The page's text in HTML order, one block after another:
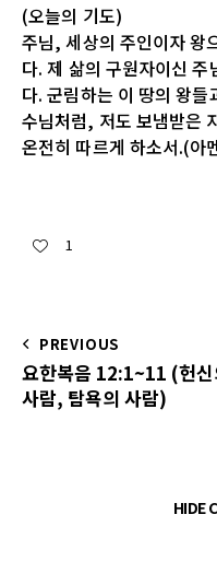
(오늘의 기도)
주님, 세상의 주인이자 왕
다. 제 삶의 구원자이신
다. 군림하는 이 땅의 왕
수님처럼, 저도 보냄받은
온전히 따르게 하소서.(아
1
PREVIOUS
요한복음 12:1~11 (헌신
사람, 탐욕의 사람)
HIDE